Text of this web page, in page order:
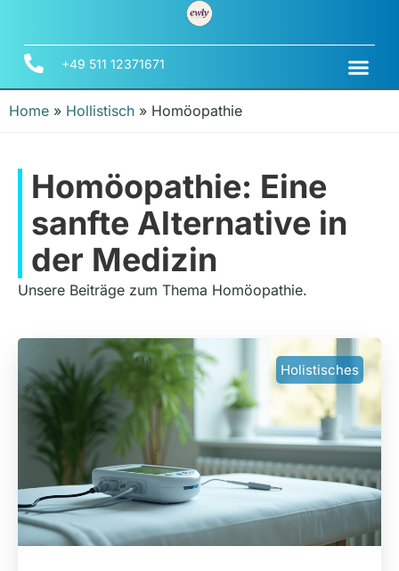
+49 511 12371671
Home » Hollistisch » Homöopathie
Homöopathie: Eine
sanfte Alternative in
der Medizin
Unsere Beiträge zum Thema Homöopathie.
Holistisches